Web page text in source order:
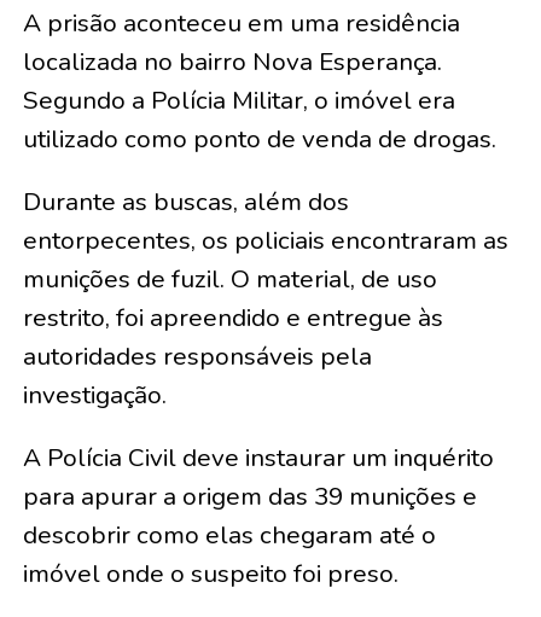
A prisão aconteceu em uma residência
localizada no bairro Nova Esperança.
Segundo a Polícia Militar, o imóvel era
utilizado como ponto de venda de drogas.
Durante as buscas, além dos
entorpecentes, os policiais encontraram as
munições de fuzil. O material, de uso
restrito, foi apreendido e entregue às
autoridades responsáveis pela
investigação.
A Polícia Civil deve instaurar um inquérito
para apurar a origem das 39 munições e
descobrir como elas chegaram até o
imóvel onde o suspeito foi preso.